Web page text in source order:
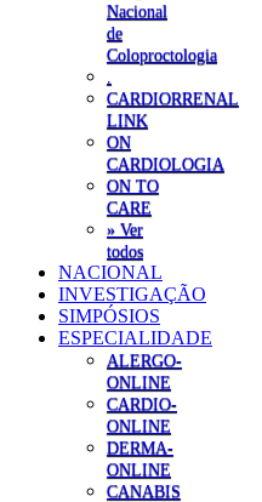
Nacional
de
Coloproctologia
CARDIORRENAL
LINK
ON
CARDIOLOGIA
ON TO
CARE
» Ver
todos
NACIONAL
INVESTIGAÇÃO
SIMPÓSIOS
ESPECIALIDADE
ALERGO-
ONLINE
CARDIO-
ONLINE
DERMA-
ONLINE
CANABIS